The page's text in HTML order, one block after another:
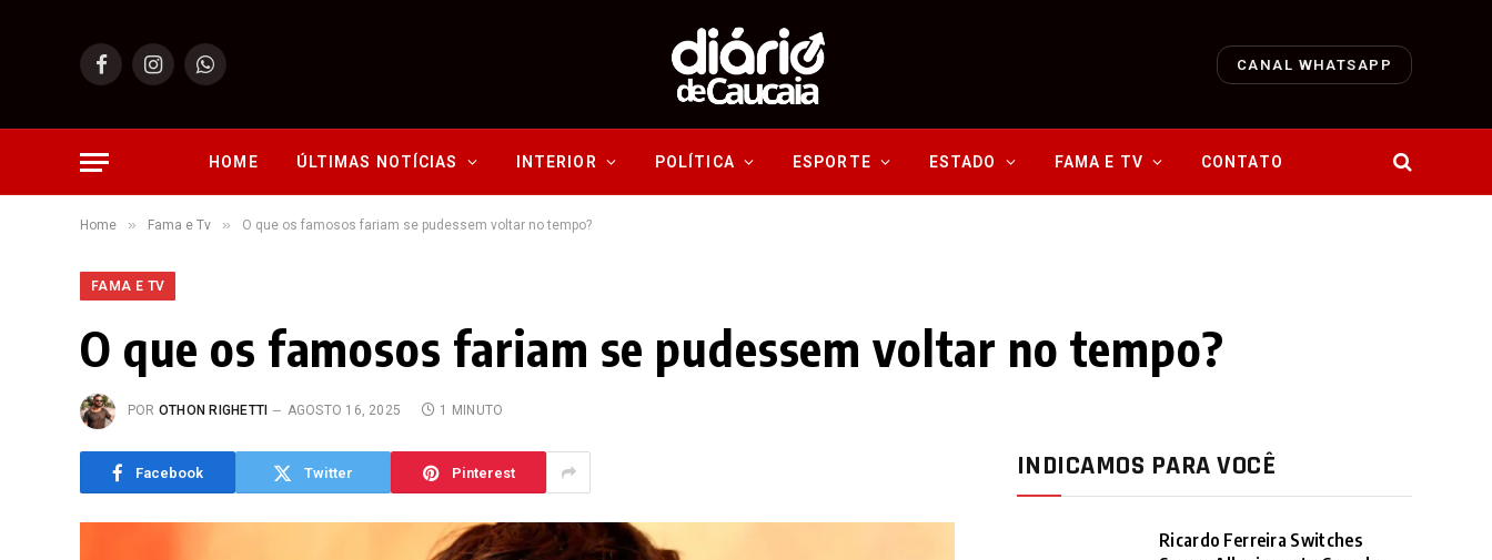
FacebookInstagramWhatsApp CANAL WHATSAPP
HOME ÚLTIMAS NOTÍCIAS INTERIOR POLÍTICA ESPORTE ESTADO FAMA E TV CONTATO
Home » Fama e Tv » O que os famosos fariam se pudessem voltar no tempo?
FAMA E TV
O que os famosos fariam se pudessem voltar no tempo?
POR OTHON RIGHETTI AGOSTO 16, 2025 1 MINUTO
Facebook Twitter Pinterest INDICAMOS PARA VOCÊ
Ricardo Ferreira Switches